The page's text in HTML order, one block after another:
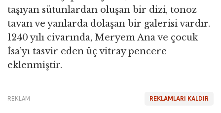
taşıyan sütunlardan oluşan bir dizi, tonoz
tavan ve yanlarda dolaşan bir galerisi vardır.
1240 yılı civarında, Meryem Ana ve çocuk
İsa’yı tasvir eden üç vitray pencere
eklenmiştir.
REKLAMLARI KALDIR
REKLAM